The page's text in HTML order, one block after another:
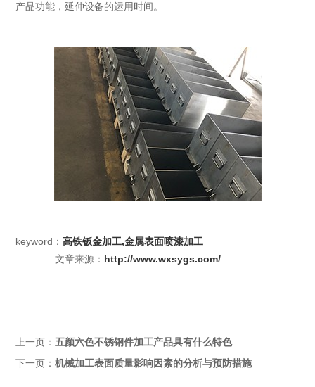
产品功能，延伸设备的运用时间。
keyword：高铁钣金加工,金属表面喷漆加工
文章来源： http://www.wxsygs.com/
上一页：五颜六色不锈钢件加工产品具有什么特色
下一页：机械加工表面质量影响因素的分析与预防措施